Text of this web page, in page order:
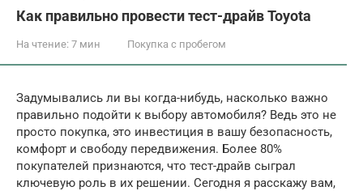
Как правильно провести тест-драйв Toyota
На чтение: 7 мин Покупка с пробегом
Задумывались ли вы когда-нибудь, насколько важно
правильно подойти к выбору автомобиля? Ведь это не
просто покупка, это инвестиция в вашу безопасность,
комфорт и свободу передвижения. Более 80%
покупателей признаются, что тест-драйв сыграл
ключевую роль в их решении. Сегодня я расскажу вам,